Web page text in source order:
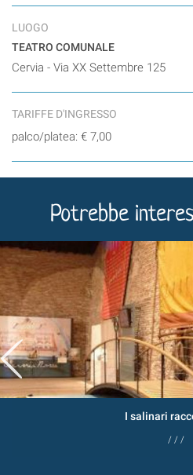
LUOGO
TEATRO COMUNALE
Cervia - Via XX Settembre 125
TARIFFE D'INGRESSO
palco/platea: € 7,00
Potrebbe
I salinari
/ / /